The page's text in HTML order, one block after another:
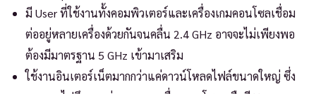
มี User ที่ใช้งานทั้งคอมพิวเตอร์และเครื่องเกมคอนโซลเชื่อม
ต่ออยู่หลายเครื่องด้วยกันจนคลื่น 2.4 GHz อาจจะไม่เพียงพอ
ต้องมีมาตรฐาน 5 GHz เข้ามาเสริม
ใช้งานอินเตอร์เน็ตมากกว่าแค่ดาวน์โหลดไฟล์ขนาดใหญ่ ซึ่ง